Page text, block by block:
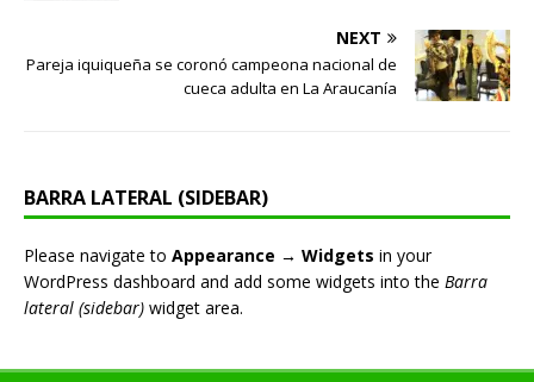
NEXT
Pareja iquiqueña se coronó campeona nacional de
cueca adulta en La Araucanía
BARRA LATERAL (SIDEBAR)
Please navigate to Appearance → Widgets in your
WordPress dashboard and add some widgets into the Barra
lateral (sidebar) widget area.